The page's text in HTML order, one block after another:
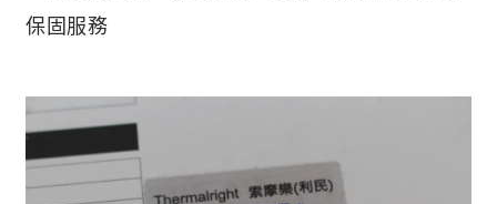
保固服務